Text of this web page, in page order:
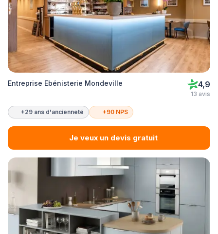
Entreprise Ebénisterie Mondeville 4,9
13 avis
+29 ans d'ancienneté +90 NPS
Je veux un devis gratuit